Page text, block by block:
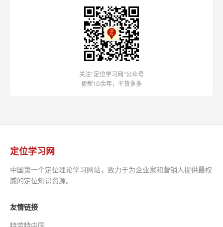
关注"定位学习网"公众号
更新10余年，干货多多
定位学习网
中国第一个定位理论学习网站，致力于为企业家和营销人提供最权
威的定位知识资源。
友情链接